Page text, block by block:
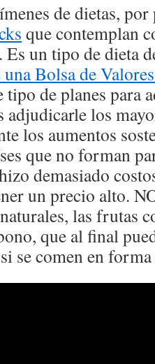
de dietas,
que contemplan
un tipo de dieta
una Bolsa de
tipo de planes para
los
los aumentos
que no forman
demasiado
un precio alto.
las frutas
que al final
se comen en